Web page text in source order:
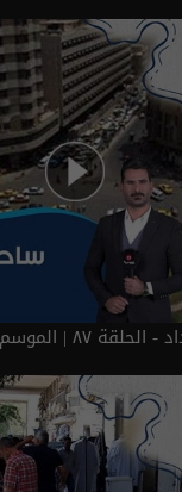
٨٧ | الموسم 9